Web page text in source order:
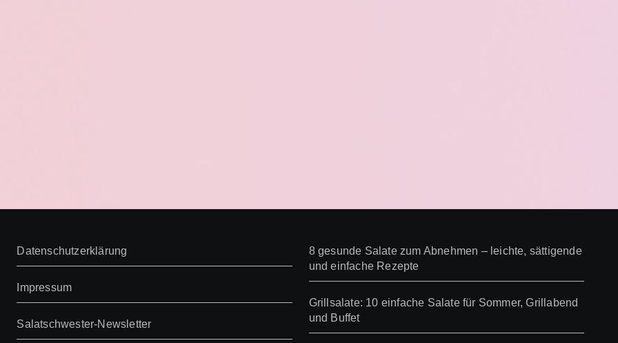
Datenschutzerklärung
Impressum
Salatschwester-Newsletter
8 gesunde Salate zum Abnehmen – leichte, sättigende
und einfache Rezepte
Grillsalate: 10 einfache Salate für Sommer, Grillabend
und Buffet